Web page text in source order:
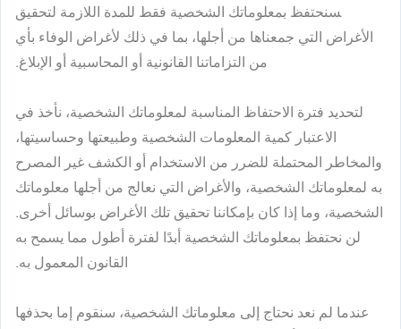
سنحتفظ بمعلوماتك الشخصية فقط للمدة اللازمة لتحقيق
الأغراض التي جمعناها من أجلها، بما في ذلك لأغراض الوفاء بأي
من التزاماتنا القانونية أو المحاسبية أو الإبلاغ.
لتحديد فترة الاحتفاظ المناسبة لمعلوماتك الشخصية، نأخذ في
الاعتبار كمية المعلومات الشخصية وطبيعتها وحساسيتها،
والمخاطر المحتملة للضرر من الاستخدام أو الكشف غير المصرح
به لمعلوماتك الشخصية، والأغراض التي نعالج من أجلها معلوماتك
الشخصية، وما إذا كان بإمكاننا تحقيق تلك الأغراض بوسائل أخرى.
لن نحتفظ بمعلوماتك الشخصية أبدًا لفترة أطول مما يسمح به
القانون المعمول به.
عندما لم نعد نحتاج إلى معلوماتك الشخصية، سنقوم إما بحذفها